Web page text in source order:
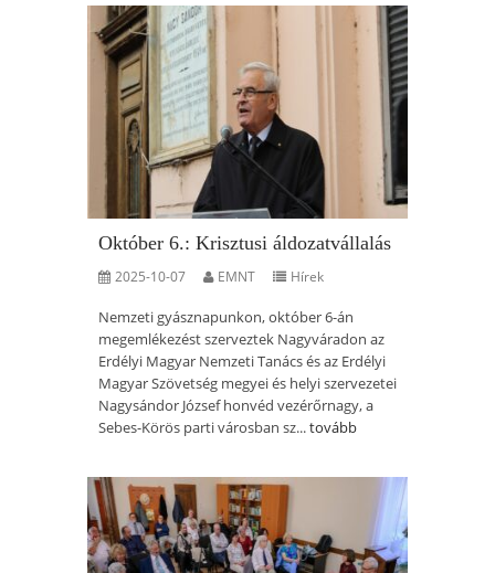
Október 6.: Krisztusi áldozatvállalás
2025-10-07 EMNT Hírek
Nemzeti gyásznapunkon, október 6-án
megemlékezést szerveztek Nagyváradon az
Erdélyi Magyar Nemzeti Tanács és az Erdélyi
Magyar Szövetség megyei és helyi szervezetei
Nagysándor József honvéd vezérőrnagy, a
Sebes-Körös parti városban sz...tovább